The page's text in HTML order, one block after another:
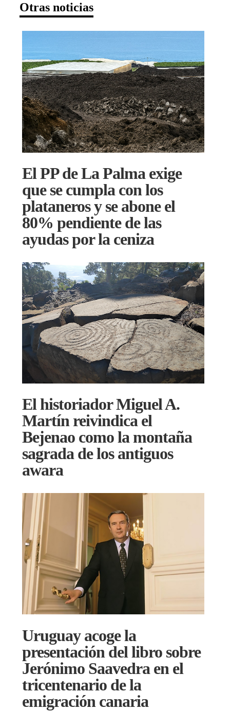
Otras noticias
El PP de La Palma exige
que se cumpla con los
plataneros y se abone el
80% pendiente de las
ayudas por la ceniza
El historiador Miguel A.
Martín reivindica el
Bejenao como la montaña
sagrada de los antiguos
awara
Uruguay acoge la
presentación del libro sobre
Jerónimo Saavedra en el
tricentenario de la
emigración canaria